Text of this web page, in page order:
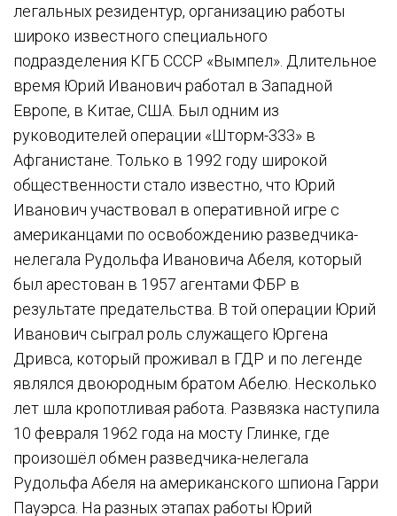
легальных резидентур, организацию работы
широко известного специального
подразделения КГБ СССР «Вымпел». Длительное
время Юрий Иванович работал в Западной
Европе, в Китае, США. Был одним из
руководителей операции «Шторм-333» в
Афганистане. Только в 1992 году широкой
общественности стало известно, что Юрий
Иванович участвовал в оперативной игре с
американцами по освобождению разведчика-
нелегала Рудольфа Ивановича Абеля, который
был арестован в 1957 агентами ФБР в
результате предательства. В той операции Юрий
Иванович сыграл роль служащего Юргена
Дривса, который проживал в ГДР и по легенде
являлся двоюродным братом Абелю. Несколько
лет шла кропотливая работа. Развязка наступила
10 февраля 1962 года на мосту Глинке, где
произошёл обмен разведчика-нелегала
Рудольфа Абеля на американского шпиона Гарри
Пауэрса. На разных этапах работы Юрий